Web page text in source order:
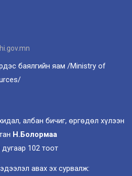
баялгийн яам /Ministry of
албан бичиг, өргөдөл хүлээн
Н.Болормаа
102 тоот
авах эх сурвалж: